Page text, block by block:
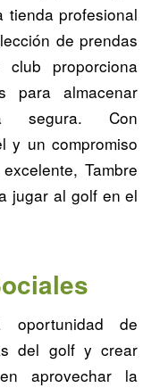
tienda profesional
de prendas
proporciona
para almacenar
segura. Con
y un compromiso
Tambre
jugar al golf en el
de
del golf y crear
aprovechar la